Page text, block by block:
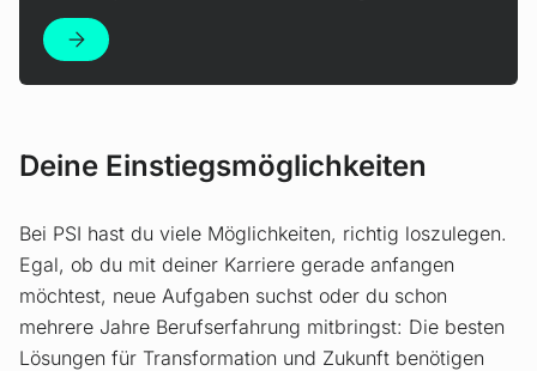
Deine Einstiegsmöglichkeiten
Bei PSI hast du viele Möglichkeiten, richtig loszulegen.
Egal, ob du mit deiner Karriere gerade anfangen
möchtest, neue Aufgaben suchst oder du schon
mehrere Jahre Berufserfahrung mitbringst: Die besten
Lösungen für Transformation und Zukunft benötigen